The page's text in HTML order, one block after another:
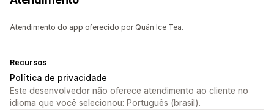
Atendimento do app oferecido por Quân Ice Tea.
Recursos
Política de privacidade
Este desenvolvedor não oferece atendimento ao cliente no
idioma que você selecionou: Português (brasil).